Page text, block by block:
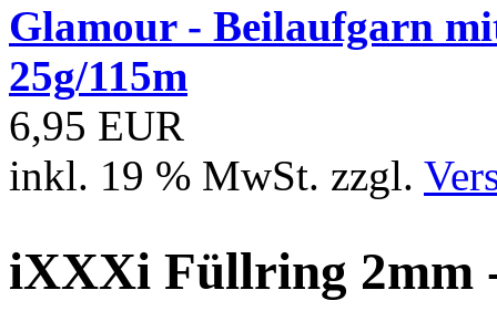
Glamour - Beilaufgarn
25g/115m
6,95 EUR
inkl. 19 % MwSt. zzgl.
iXXXi Füllring 2mm